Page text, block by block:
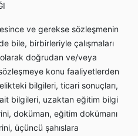
ve gerekse sözleşmenin
bile, birbirleriyle çalışmaları
doğrudan ve/veya
konu faaliyetlerden
bilgileri, ticari sonuçları,
bilgileri, uzaktan eğitim bilgi
doküman, eğitim dokümanı
üçüncü şahıslara